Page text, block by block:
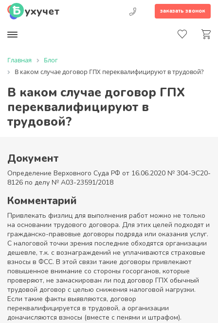
заказать звонок
Главная
Блог
В каком случае договор ГПХ переквалифицируют в трудовой?
В каком случае договор ГПХ
переквалифицируют в
трудовой?
Документ
Определение Верховного Суда РФ от 16.06.2020 № 304-ЭС20-
8126 по делу № А03-23591/2018
Комментарий
Привлекать физлиц для выполнения работ можно не только
на основании трудового договора. Для этих целей подходят и
гражданско-правовые договоры подряда или оказания услуг.
С налоговой точки зрения последние обходятся организации
дешевле, т.к. с вознаграждений не уплачиваются страховые
взносы в ФСС. В этой связи такие договоры привлекают
повышенное внимание со стороны госорганов, которые
проверяют, не замаскирован ли под договор ГПХ обычный
трудовой договор с целью снижения налоговой нагрузки.
Если такие факты выявляются, договор
переквалифицируется в трудовой, а организации
доначисляются взносы (вместе с пенями и штрафом).